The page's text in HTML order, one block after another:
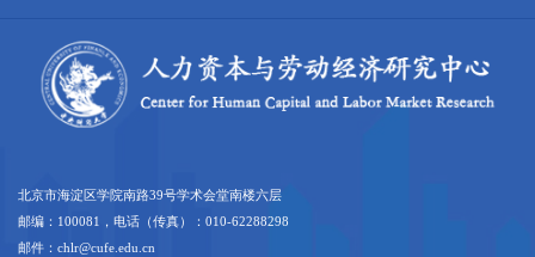
北京市海淀区学院南路39号学术会堂南楼六层
邮编：100081，电话（传真）：010-62288298
邮件：chlr@cufe.edu.cn